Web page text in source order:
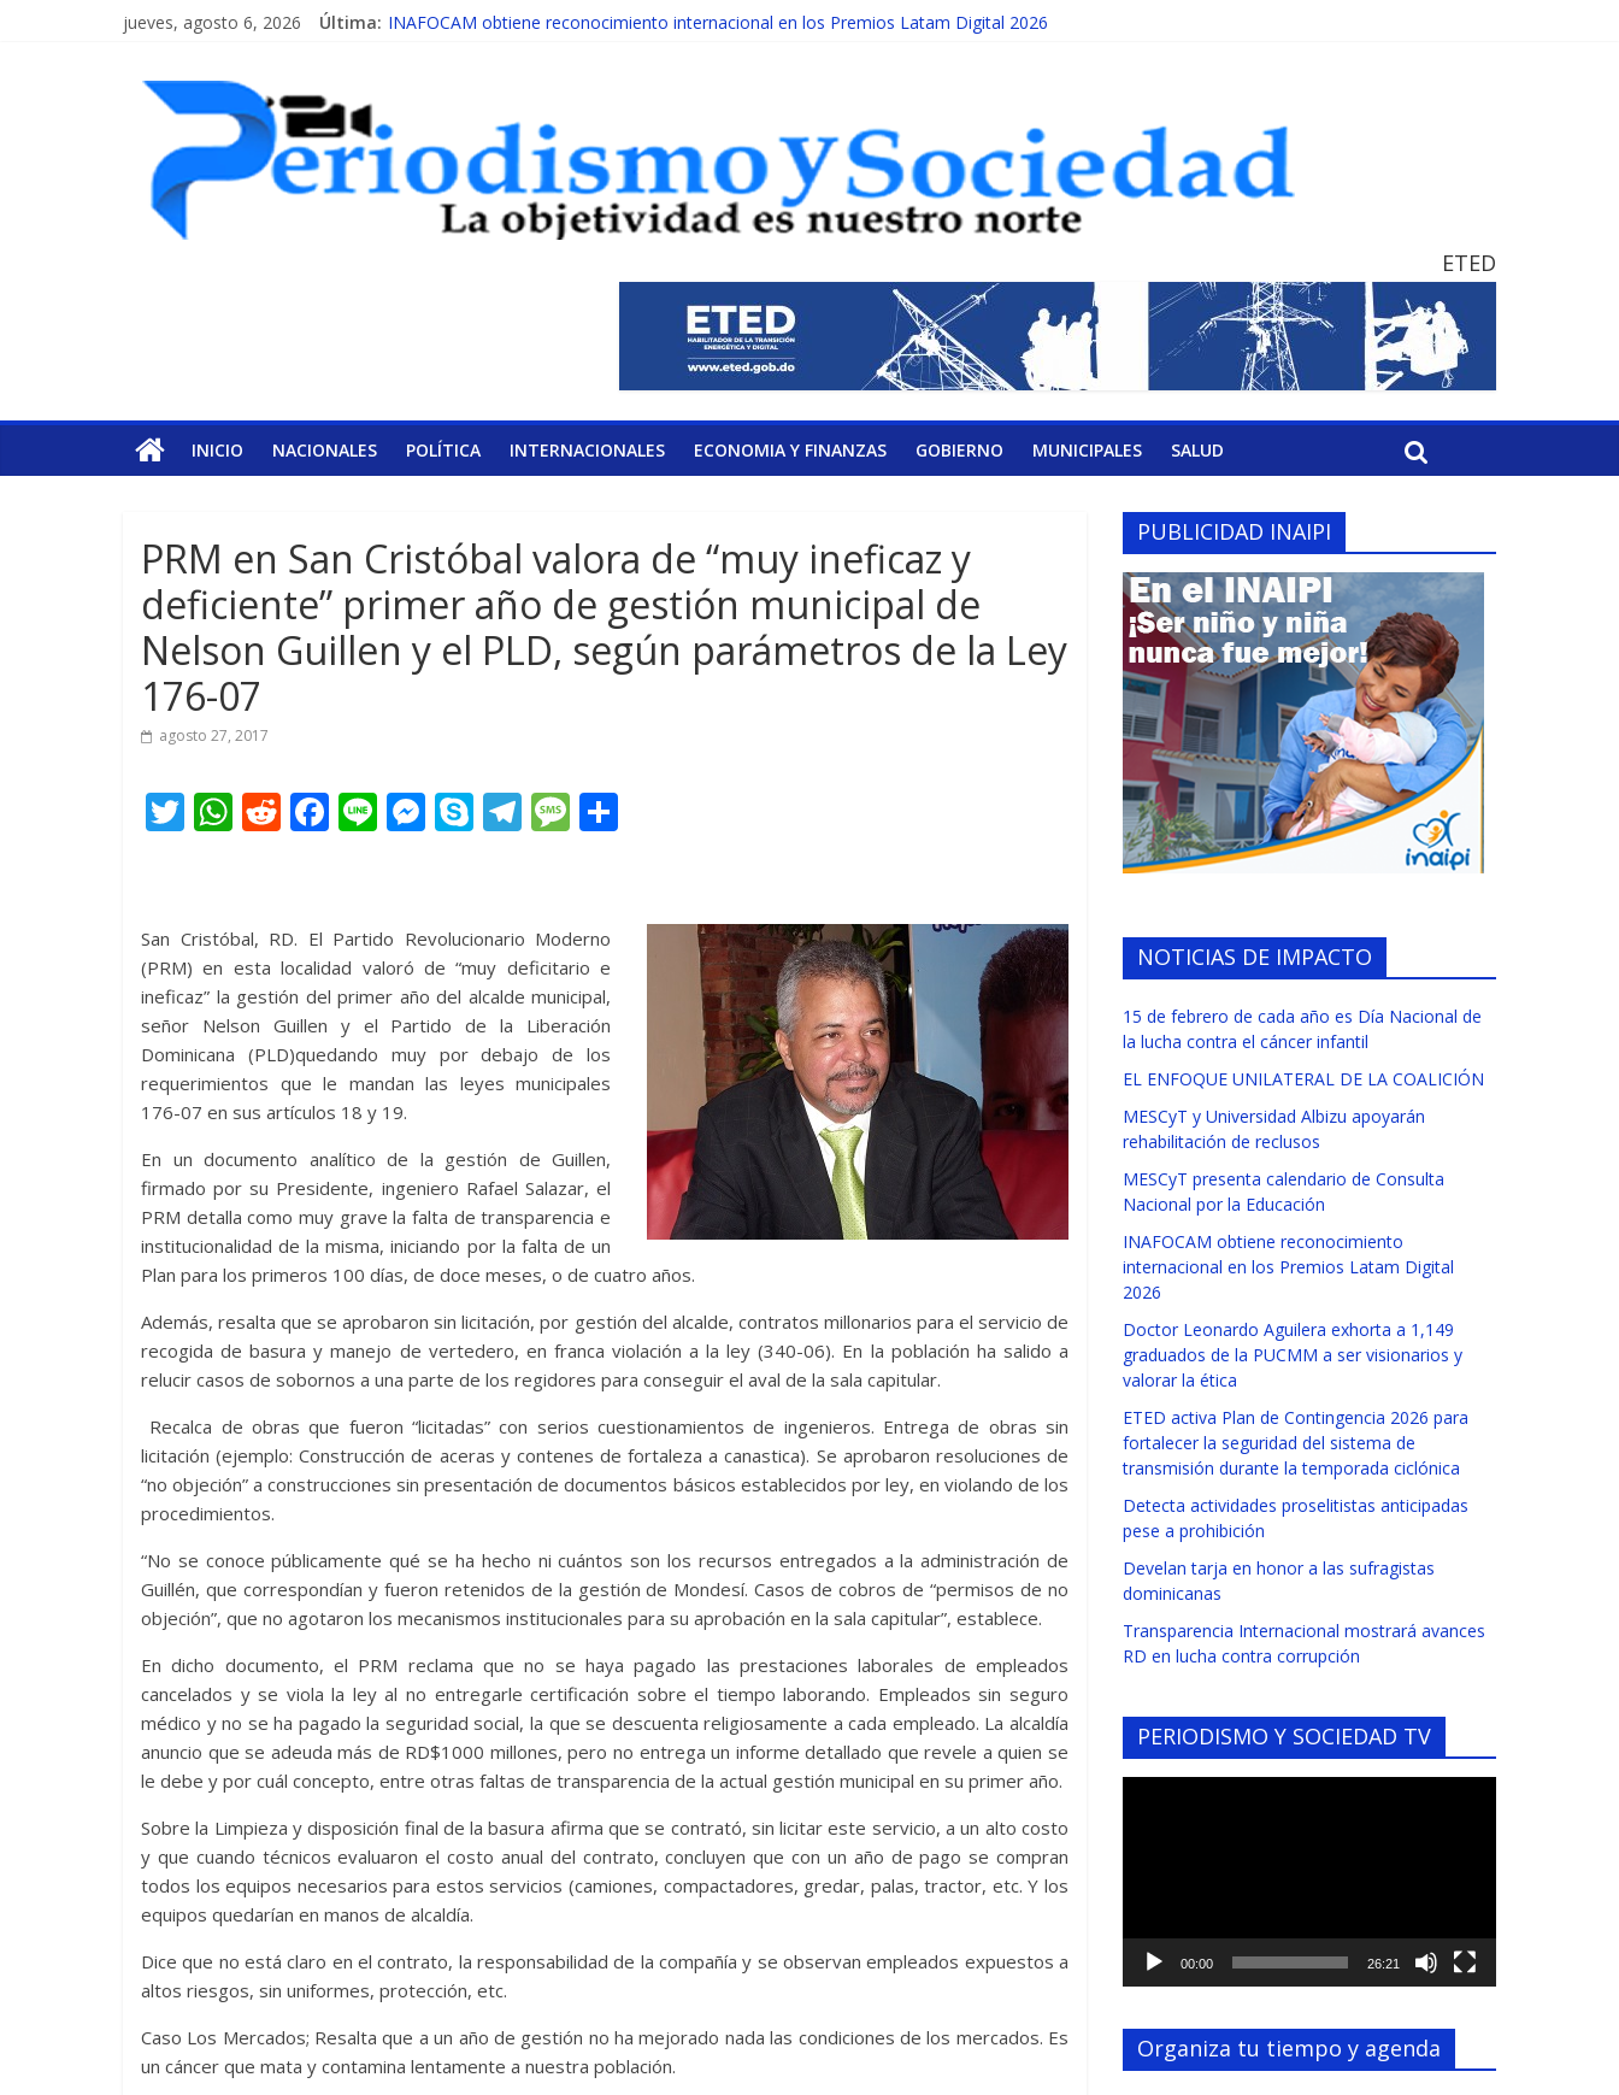
jueves, agosto 6, 2026 Última: INAFOCAM obtiene reconocimiento internacional en los Premios Latam Digital 2026
MESCyT presenta calendario de Consulta Nacional por la Educación
ETED
INICIO NACIONALES POLÍTICA INTERNACIONALES ECONOMIA Y FINANZAS GOBIERNO MUNICIPALES SALUD
PRM en San Cristóbal valora de “muy ineficaz y
deficiente” primer año de gestión municipal de
Nelson Guillen y el PLD, según parámetros de la Ley
176-07
agosto 27, 2017
T
er
W
s
A
p
p
R
di
t
F
b
o
o
k
Li M
e
n
g
er
S
p
e
T
gr
a
m
M
a
g
e
San Cristóbal, RD. El Partido Revolucionario Moderno
(PRM) en esta localidad valoró de “muy deficitario e
ineficaz” la gestión del primer año del alcalde municipal,
señor Nelson Guillen y el Partido de la Liberación
Dominicana (PLD)quedando muy por debajo de los
requerimientos que le mandan las leyes municipales
176-07 en sus artículos 18 y 19.
En un documento analítico de la gestión de Guillen,
firmado por su Presidente, ingeniero Rafael Salazar, el
PRM detalla como muy grave la falta de transparencia e
institucionalidad de la misma, iniciando por la falta de un
Plan para los primeros 100 días, de doce meses, o de cuatro años.
Además, resalta que se aprobaron sin licitación, por gestión del alcalde, contratos millonarios para el servicio de
recogida de basura y manejo de vertedero, en franca violación a la ley (340-06). En la población ha salido a
relucir casos de sobornos a una parte de los regidores para conseguir el aval de la sala capitular.
Recalca de obras que fueron “licitadas” con serios cuestionamientos de ingenieros. Entrega de obras sin
licitación (ejemplo: Construcción de aceras y contenes de fortaleza a canastica). Se aprobaron resoluciones de
“no objeción” a construcciones sin presentación de documentos básicos establecidos por ley, en violando de los
procedimientos.
“No se conoce públicamente qué se ha hecho ni cuántos son los recursos entregados a la administración de
Guillén, que correspondían y fueron retenidos de la gestión de Mondesí. Casos de cobros de “permisos de no
objeción”, que no agotaron los mecanismos institucionales para su aprobación en la sala capitular”, establece.
En dicho documento, el PRM reclama que no se haya pagado las prestaciones laborales de empleados
cancelados y se viola la ley al no entregarle certificación sobre el tiempo laborando. Empleados sin seguro
médico y no se ha pagado la seguridad social, la que se descuenta religiosamente a cada empleado. La alcaldía
anuncio que se adeuda más de RD$1000 millones, pero no entrega un informe detallado que revele a quien se
le debe y por cuál concepto, entre otras faltas de transparencia de la actual gestión municipal en su primer año.
Sobre la Limpieza y disposición final de la basura afirma que se contrató, sin licitar este servicio, a un alto costo
y que cuando técnicos evaluaron el costo anual del contrato, concluyen que con un año de pago se compran
todos los equipos necesarios para estos servicios (camiones, compactadores, gredar, palas, tractor, etc. Y los
equipos quedarían en manos de alcaldía.
Dice que no está claro en el contrato, la responsabilidad de la compañía y se observan empleados expuestos a
altos riesgos, sin uniformes, protección, etc.
Caso Los Mercados; Resalta que a un año de gestión no ha mejorado nada las condiciones de los mercados. Es
un cáncer que mata y contamina lentamente a nuestra población.
PUBLICIDAD INAIPI
NOTICIAS DE IMPACTO
15 de febrero de cada año es Día Nacional de
la lucha contra el cáncer infantil
EL ENFOQUE UNILATERAL DE LA COALICIÓN
MESCyT y Universidad Albizu apoyarán
rehabilitación de reclusos
MESCyT presenta calendario de Consulta
Nacional por la Educación
INAFOCAM obtiene reconocimiento
internacional en los Premios Latam Digital
2026
Doctor Leonardo Aguilera exhorta a 1,149
graduados de la PUCMM a ser visionarios y
valorar la ética
ETED activa Plan de Contingencia 2026 para
fortalecer la seguridad del sistema de
transmisión durante la temporada ciclónica
Detecta actividades proselitistas anticipadas
pese a prohibición
Develan tarja en honor a las sufragistas
dominicanas
Transparencia Internacional mostrará avances
RD en lucha contra corrupción
PERIODISMO Y SOCIEDAD TV
00:00 26:21
Organiza tu tiempo y agenda